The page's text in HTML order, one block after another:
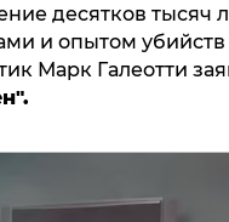
десятков тысяч
и опытом
Марк Галеотти